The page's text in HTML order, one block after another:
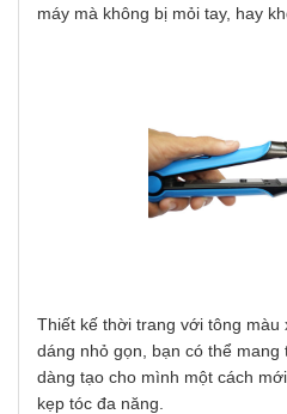
máy mà không bị mỏi tay, hay
Thiết kế thời trang với tông màu
dáng nhỏ gọn, bạn có thể
dàng tạo cho mình một cách
kẹp tóc đa năng.